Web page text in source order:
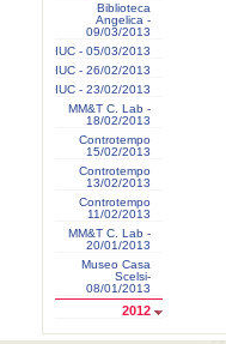
Biblioteca
Angelica -
09/03/2013
IUC - 05/03/2013
IUC - 26/02/2013
IUC - 23/02/2013
MM&T C. Lab -
18/02/2013
Controtempo
15/02/2013
Controtempo
13/02/2013
Controtempo
11/02/2013
MM&T C. Lab -
20/01/2013
Museo Casa
Scelsi-
08/01/2013
2012